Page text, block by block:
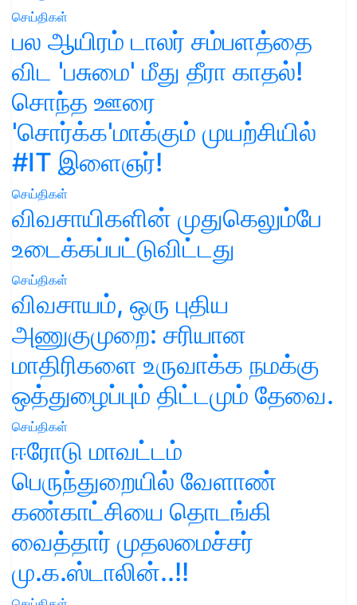
செய்திகள்
பல ஆயிரம் டாலர் சம்பளத்தை
விட 'பசுமை' மீது தீரா காதல்!
சொந்த ஊரை
'சொர்க்க'மாக்கும் முயற்சியில்
#IT இளைஞர்!
செய்திகள்
விவசாயிகளின் முதுகெலும்பே
உடைக்கப்பட்டுவிட்டது
செய்திகள்
விவசாயம், ஒரு புதிய
அணுகுமுறை: சரியான
மாதிரிகளை உருவாக்க நமக்கு
ஒத்துழைப்பும் திட்டமும் தேவை.
செய்திகள்
ஈரோடு மாவட்டம்
பெருந்துறையில் வேளாண்
கண்காட்சியை தொடங்கி
வைத்தார் முதலமைச்சர்
மு.க.ஸ்டாலின்..!!